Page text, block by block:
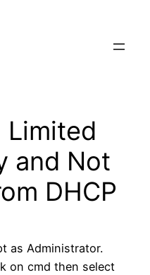
Limited
and Not
DHCP
as Administrator.
on cmd then select